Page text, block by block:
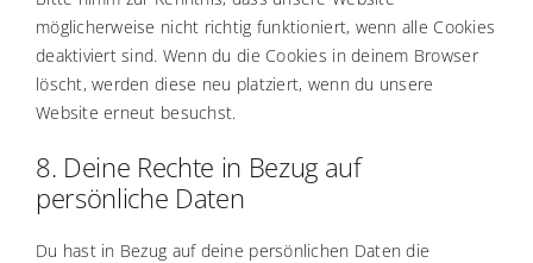
möglicherweise nicht richtig funktioniert, wenn alle Cookies
deaktiviert sind. Wenn du die Cookies in deinem Browser
löscht, werden diese neu platziert, wenn du unsere
Website erneut besuchst.
8. Deine Rechte in Bezug auf
persönliche Daten
Du hast in Bezug auf deine persönlichen Daten die